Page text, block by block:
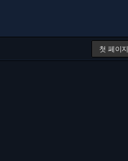
첫 페이지